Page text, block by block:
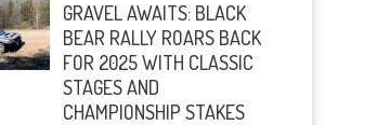
GRAVEL AWAITS: BLACK
BEAR RALLY ROARS BACK
FOR 2025 WITH CLASSIC
STAGES AND
CHAMPIONSHIP STAKES